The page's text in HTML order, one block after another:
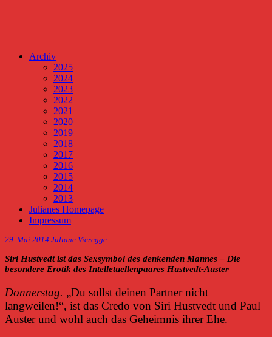
Archiv
2025
2024
2023
2022
2021
2020
2019
2018
2017
2016
2015
2014
2013
Julianes Homepage
Impressum
29. Mai 2014 Juliane Vieregge
Siri Hustvedt ist das Sexsymbol des denkenden Mannes – Die
besondere Erotik des Intelletuellenpaares Hustvedt-Auster
Donnerstag. „Du sollst deinen Partner nicht
langweilen!“, ist das Credo von Siri Hustvedt und Paul
Auster und wohl auch das Geheimnis ihrer Ehe.